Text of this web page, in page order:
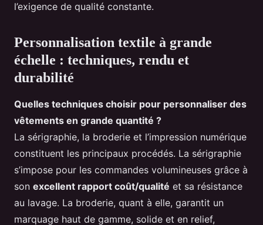
l’exigence de qualité constante.
Personnalisation textile à grande
échelle : techniques, rendu et
durabilité
Quelles techniques choisir pour personnaliser des
vêtements en grande quantité ?
La sérigraphie, la broderie et l’impression numérique
constituent les principaux procédés. La sérigraphie
s’impose pour les commandes volumineuses grâce à
son excellent rapport coût/qualité et sa résistance
au lavage. La broderie, quant à elle, garantit un
marquage haut de gamme, solide et en relief,